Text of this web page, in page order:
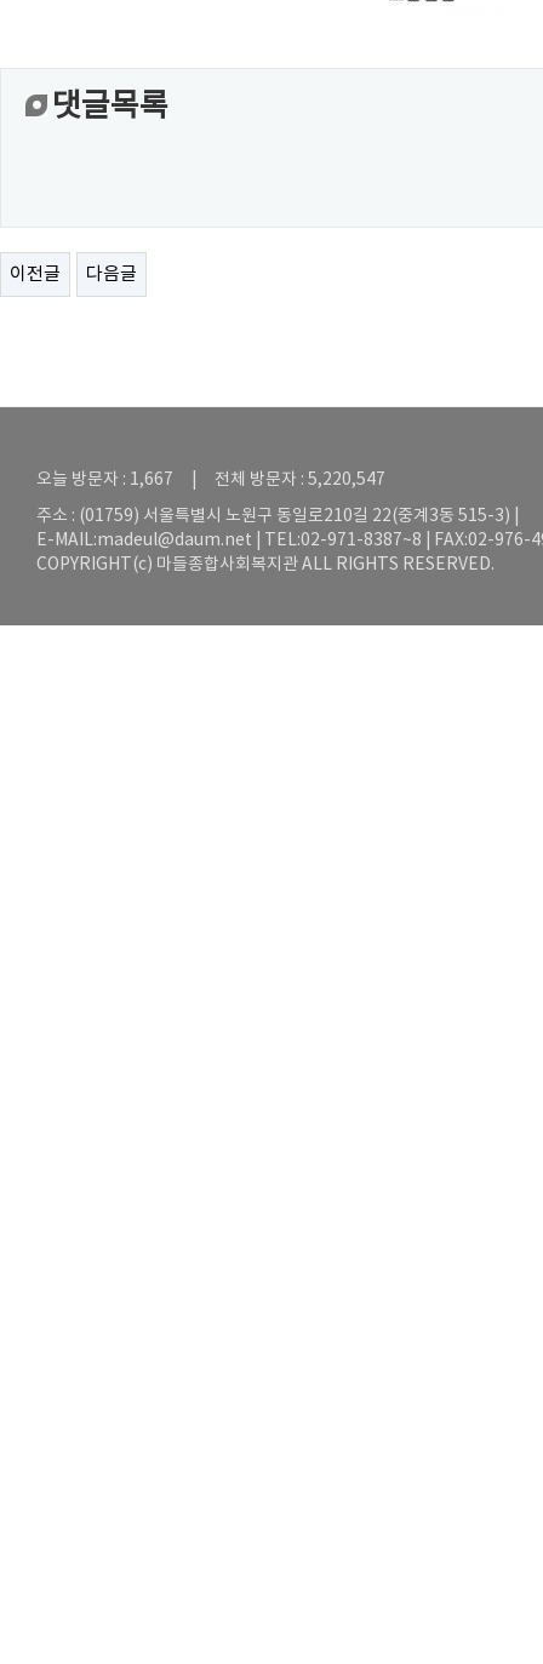
댓글목록
이전글 다음글
오늘 방문자 : 1,667 | 전체 방문자 : 5,220,547
주소 : (01759) 서울특별시 노원구 동일로210길 22(중계3동 515-3) |
E-MAIL:madeul@daum.net | TEL:02-971-8387~8 | FAX:02-976-
COPYRIGHT(c) 마들종합사회복지관 ALL RIGHTS RESERVED.